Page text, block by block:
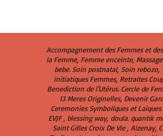
Accompagnement des Femmes et
la Femme, Femme enceinte,
bebe. Soin postnatal, Soin rebozo,
initiatiques Femmes, Retraites
Benediction de l'Utérus. Cercle de
13 Meres Originelles, Devenir
Ceremonies Symboliques et
EVJF , blessing way, doula. quantik
Saint Gilles Croix De Vie , Aizenay,